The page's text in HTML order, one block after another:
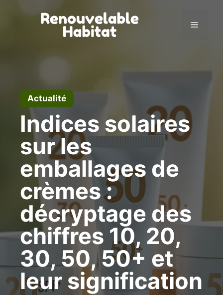
Menu
Actualité
Indices solaires
sur les
emballages de
crèmes :
décryptage des
chiffres 10, 20,
30, 50, 50+ et
leur signification